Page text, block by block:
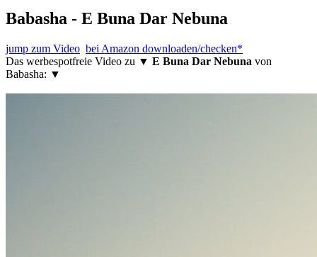
Babasha - E Buna Dar Nebuna
jump zum Video bei Amazon downloaden/checken*
Das werbespotfreie Video zu ▼ E Buna Dar Nebuna von
Babasha: ▼